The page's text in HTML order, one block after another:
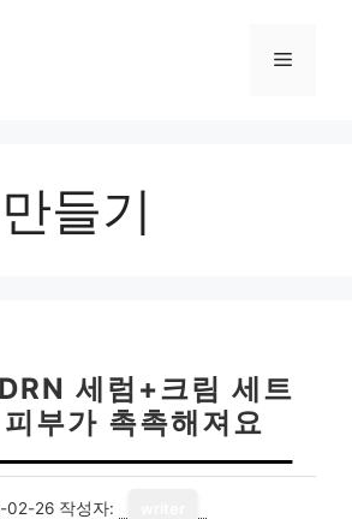
메
들기
세럼+크림 세트
부가 촉촉해져요
02-26 작성자: